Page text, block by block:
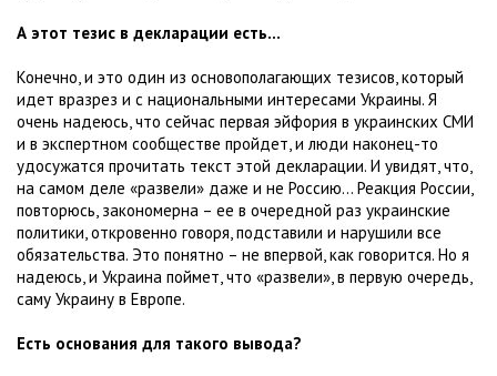
А этот тезис в декларации есть...
Конечно, и это один из основополагающих тезисов, который
идет вразрез и с национальными интересами Украины. Я
очень надеюсь, что сейчас первая эйфория в украинских СМИ
и в экспертном сообществе пройдет, и люди наконец-то
удосужатся прочитать текст этой декларации. И увидят, что,
на самом деле «развели» даже и не Россию... Реакция России,
повторюсь, закономерна – ее в очередной раз украинские
политики, откровенно говоря, подставили и нарушили все
обязательства. Это понятно – не впервой, как говорится. Но я
надеюсь, и Украина поймет, что «развели», в первую очередь,
саму Украину в Европе.
Есть основания для такого вывода?